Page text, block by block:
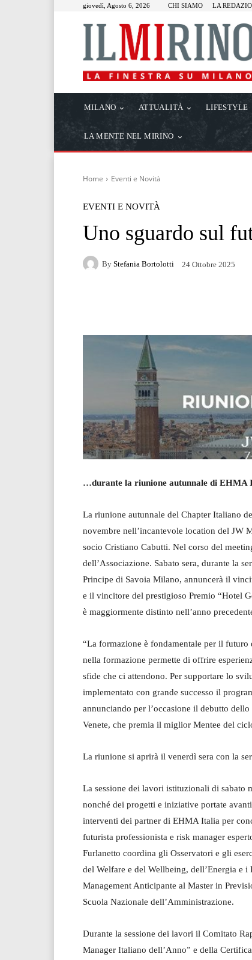
giovedì, Agosto 6, 2026 CHI SIAMO LA
MILANO ATTUALITÀ LIFESTYLE
LA MENTE NEL MIRINO
Home Eventi e Novità
EVENTI E NOVITÀ
Uno sguardo sul
By Stefania Bortolotti 24 Ottobre 2025
…durante la riunione autunnale di EHMA
La riunione autunnale del Chapter Italiano
novembre nell’incantevole location del JW
socio Cristiano Cabutti. Nel corso del
dell’Associazione. Sabato sera, durante la
Principe di Savoia Milano, annuncerà il
e il vincitore del prestigioso Premio “Hotel
è maggiormente distinto nell’anno
“La formazione è fondamentale per il
nella formazione permette di offrire
sfide che ci attendono. Per supportare lo
implementato con grande successo il
annunciando per l’occasione il debutto
Venete, che premia il miglior Mentee del
La riunione si aprirà il venerdì sera con la
La sessione dei lavori istituzionali di sabato
nonché dei progetti e iniziative portate
interventi dei partner di EHMA Italia per
futurista professionista e risk manager
Furlanetto coordina gli Osservatori e gli
del Welfare e del Wellbeing, dell’Energia e
Management Anticipante al Master in
Scuola Nazionale dell’Amministrazione.
Durante la sessione dei lavori il Comitato
Manager Italiano dell’Anno” e della